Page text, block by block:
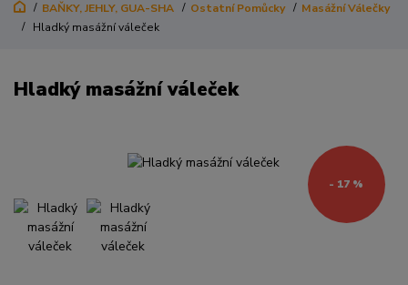
BAŇKY, JEHLY, GUA-SHA Ostatní Pomůcky
Masážní Válečky
Hladký masážní váleček
Hladký masážní váleček
- 17 %